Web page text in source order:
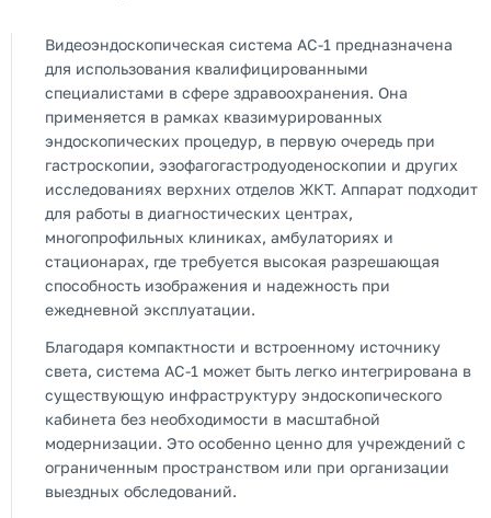
Видеоэндоскопическая система AC-1 предназначена
для использования квалифицированными
специалистами в сфере здравоохранения. Она
применяется в рамках квазимурированных
эндоскопических процедур, в первую очередь при
гастроскопии, эзофагогастродуоденоскопии и других
исследованиях верхних отделов ЖКТ. Аппарат подходит
для работы в диагностических центрах,
многопрофильных клиниках, амбулаториях и
стационарах, где требуется высокая разрешающая
способность изображения и надежность при
ежедневной эксплуатации.
Благодаря компактности и встроенному источнику
света, система AC-1 может быть легко интегрирована в
существующую инфраструктуру эндоскопического
кабинета без необходимости в масштабной
модернизации. Это особенно ценно для учреждений с
ограниченным пространством или при организации
выездных обследований.